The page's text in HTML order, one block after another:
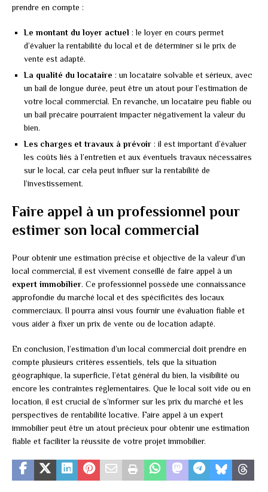
prendre en compte :
Le montant du loyer actuel : le loyer en cours permet
d’évaluer la rentabilité du local et de déterminer si le prix de
vente est adapté.
La qualité du locataire : un locataire solvable et sérieux, avec
un bail de longue durée, peut être un atout pour l’estimation de
votre local commercial. En revanche, un locataire peu fiable ou
un bail précaire pourraient impacter négativement la valeur du
bien.
Les charges et travaux à prévoir : il est important d’évaluer
les coûts liés à l’entretien et aux éventuels travaux nécessaires
sur le local, car cela peut influer sur la rentabilité de
l’investissement.
Faire appel à un professionnel pour
estimer son local commercial
Pour obtenir une estimation précise et objective de la valeur d’un
local commercial, il est vivement conseillé de faire appel à un
expert immobilier. Ce professionnel possède une connaissance
approfondie du marché local et des spécificités des locaux
commerciaux. Il pourra ainsi vous fournir une évaluation fiable et
vous aider à fixer un prix de vente ou de location adapté.
En conclusion, l’estimation d’un local commercial doit prendre en
compte plusieurs critères essentiels, tels que la situation
géographique, la superficie, l’état général du bien, la visibilité ou
encore les contraintes réglementaires. Que le local soit vide ou en
location, il est crucial de s’informer sur les prix du marché et les
perspectives de rentabilité locative. Faire appel à un expert
immobilier peut être un atout précieux pour obtenir une estimation
fiable et faciliter la réussite de votre projet immobilier.